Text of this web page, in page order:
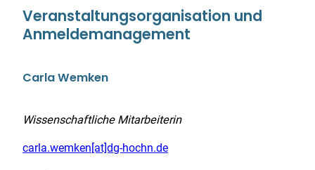
Veranstaltungsorganisation und
Anmeldemanagement
Carla Wemken
Wissenschaftliche Mitarbeiterin
carla.wemken[at]dg-hochn.de